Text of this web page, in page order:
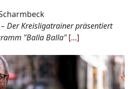
Der Kreisligatrainer präsentiert
"Balla Balla" [...]